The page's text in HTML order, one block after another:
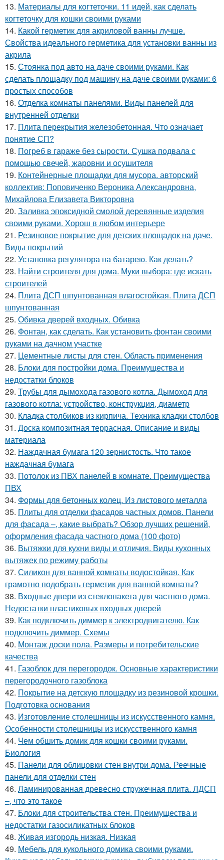
13. Материалы для когтеточки. 11 идей, как сделать
когтеточку для кошки своими руками
14. Какой герметик для акриловой ванны лучше.
Свойства идеального герметика для установки ванны из
акрила
15. Стоянка под авто на даче своими руками. Как
сделать площадку под машину на даче своими руками: 6
простых способов
16. Отделка комнаты панелями. Виды панелей для
внутренней отделки
17. Плита перекрытия железобетонная. Что означает
понятие СП?
18. Погреб в гараже без сырости. Сушка подвала с
помощью свечей, жаровни и осушителя
19. Контейнерные площадки для мусора. авторский
коллектив: Поповиченко Вероника Александровна,
Михайлова Елизавета Викторовна
20. Заливка эпоксидной смолой деревянные изделия
своими руками. Хорош в любом интерьере
21. Резиновое покрытие для детских площадок на даче.
Виды покрытий
22. Установка регулятора на батарею. Как делать?
23. Найти строителя для дома. Муки выбора: где искать
строителей
24. Плита ДСП шпунтованная влагостойкая. Плита ДСП
шпунтованная
25. Обивка дверей входных. Обивка
26. Фонтан, как сделать. Как установить фонтан своими
руками на дачном участке
27. Цементные листы для стен. Область применения
28. Блоки для постройки дома. Преимущества и
недостатки блоков
29. Трубы для дымохода газового котла. Дымоход для
газового котла: устройство, конструкция, диаметр
30. Кладка столбиков из кирпича. Техника кладки столбов
31. Доска композитная террасная. Описание и виды
материала
32. Наждачная бумага 120 зернистость. Что такое
наждачная бумага
33. Потолок из ПВХ панелей в комнате. Преимущества
ПВХ
34. Формы для бетонных колец. Из листового металла
35. Плиты для отделки фасадов частных домов. Панели
для фасада –, какие выбрать? Обзор лучших решений,
оформления фасада частного дома (100 фото)
36. Вытяжки для кухни виды и отличия. Виды кухонных
вытяжек по режиму работы
37. Силикон для ванной комнаты водостойкая. Как
грамотно подобрать герметик для ванной комнаты?
38. Входные двери из стеклопакета для частного дома.
Недостатки пластиковых входных дверей
39. Как подключить диммер к электродвигателю. Как
подключить диммер. Схемы
40. Монтаж доски пола. Размеры и потребительские
качества
41. Газоблок для перегородок. Основные характеристики
перегородочного газоблока
42. Покрытие на детскую площадку из резиновой крошки.
Подготовка основания
43. Изготовление столешницы из искусственного камня.
Особенности столешницы из искусственного камня
44. Чем обшить домик для кошки своими руками.
Биология
45. Панели для облицовки стен внутри дома. Реечные
панели для отделки стен
46. Ламинированная древесно стружечная плита. ЛДСП
–, что это такое
47. Блоки для строительства стен. Преимущества и
недостатки газосиликатных блоков
48. Живая изгородь низкая. Низкая
49. Мебель для кукольного домика своими руками.